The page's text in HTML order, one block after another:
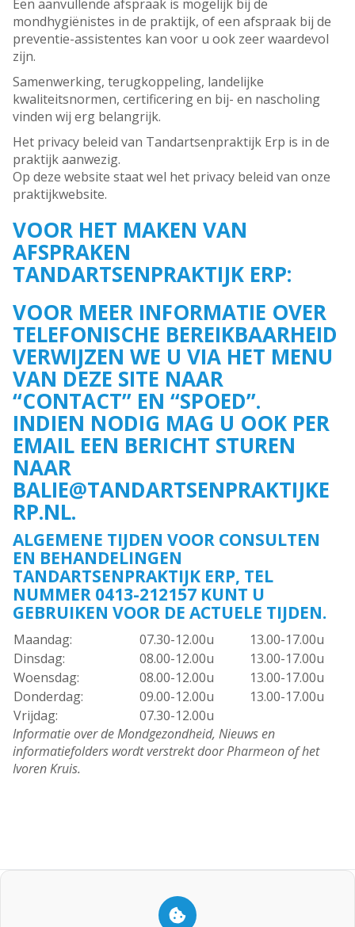
Een aanvullende afspraak is mogelijk bij de
mondhygiënistes in de praktijk, of een afspraak bij de
preventie-assistentes kan voor u ook zeer waardevol
zijn.
Samenwerking, terugkoppeling, landelijke
kwaliteitsnormen, certificering en bij- en nascholing
vinden wij erg belangrijk.
Het privacy beleid van Tandartsenpraktijk Erp is in de
praktijk aanwezig.
Op deze website staat wel het privacy beleid van onze
praktijkwebsite.
VOOR HET MAKEN VAN
AFSPRAKEN
TANDARTSENPRAKTIJK ERP:
VOOR MEER INFORMATIE OVER
TELEFONISCHE BEREIKBAARHEID
VERWIJZEN WE U VIA HET MENU
VAN DEZE SITE NAAR
“CONTACT” EN “SPOED”.
INDIEN NODIG MAG U OOK PER
EMAIL EEN BERICHT STUREN
NAAR
BALIE@TANDARTSENPRAKTIJKE
RP.NL.
ALGEMENE TIJDEN VOOR CONSULTEN
EN BEHANDELINGEN
TANDARTSENPRAKTIJK ERP, TEL
NUMMER 0413-212157 KUNT U
GEBRUIKEN VOOR DE ACTUELE TIJDEN.
Maandag: 07.30-12.00u
13.00-17.00u
Dinsdag:
08.00-12.00u
13.00-17.00u
Woensdag:
08.00-12.00u
13.00-17.00u
Donderdag:
09.00-12.00u
13.00-17.00u
Vrijdag:
07.30-12.00u
Informatie over de Mondgezondheid, Nieuws en
informatiefolders wordt verstrekt door Pharmeon of het
Ivoren Kruis.